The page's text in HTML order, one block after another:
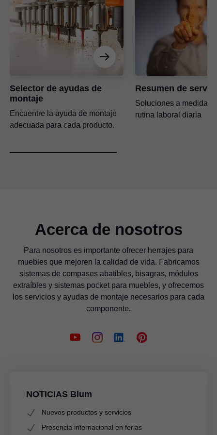
Selector de ayudas de
montaje
Encuentre la ayuda de montaje
adecuada para cada producto.
Resumen de
Soluciones a medida
rutina laboral diaria
Acerca de nosotros
Para nosotros es importante ofrecer herrajes para
muebles que mejoren la calidad de vida. Fabricamos
sistemas de compases abatibles, bisagras, módulos
extraíbles y sistemas pocket para muebles, y ofrecemos
los servicios y ayudas de montaje necesarios para cada
componente.
NOTICIAS Blum
Nuevos productos y servicios
Presencia internacional en ferias